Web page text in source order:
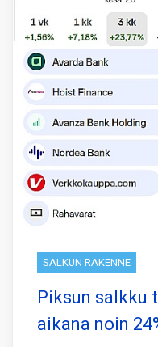
SALKUN RAKENNE
Piksun salkku
aikana noin